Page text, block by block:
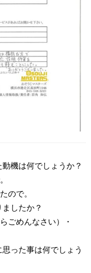
機は何でしょうか？
ので。
したか？
ごめんなさい）・
った事は何でしょう